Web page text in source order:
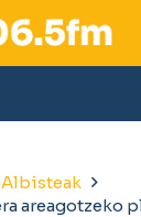
Albisteak
areagotzeko